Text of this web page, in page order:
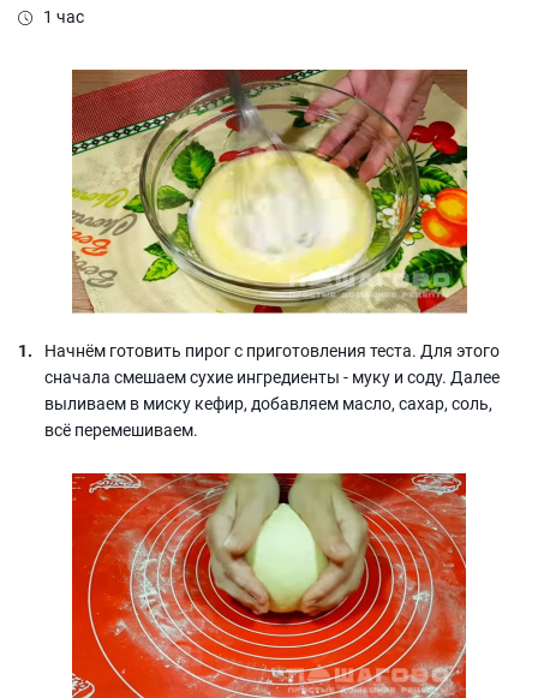
1 час
Начнём готовить пирог с приготовления теста. Для этого
сначала смешаем сухие ингредиенты - муку и соду. Далее
выливаем в миску кефир, добавляем масло, сахар, соль,
всё перемешиваем.